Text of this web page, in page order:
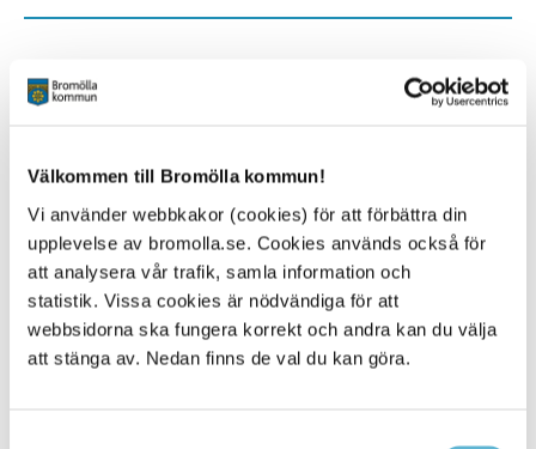
Välkommen till Bromölla kommun!
Vi använder webbkakor (cookies) för att förbättra din
upplevelse av bromolla.se. Cookies används också för
att analysera vår trafik, samla information och
statistik. Vissa cookies är nödvändiga för att
webbsidorna ska fungera korrekt och andra kan du välja
att stänga av. Nedan finns de val du kan göra.
114
Hela webbplatsen
114
Alla platser